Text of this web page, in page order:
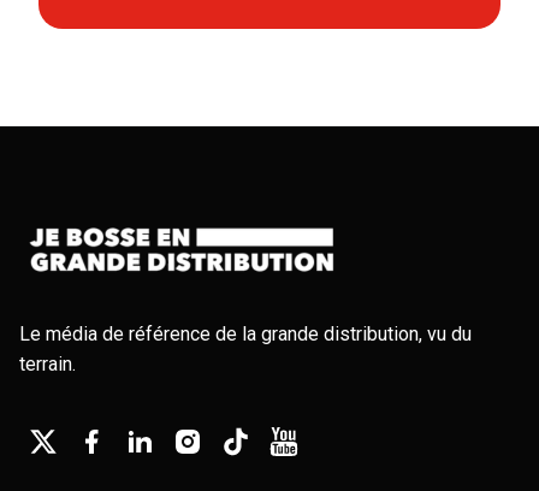
Le média de référence de la grande distribution, vu du
terrain.